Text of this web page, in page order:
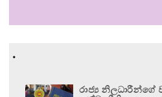
.
රාජ්‍ය නිලධාරීන්ගේ